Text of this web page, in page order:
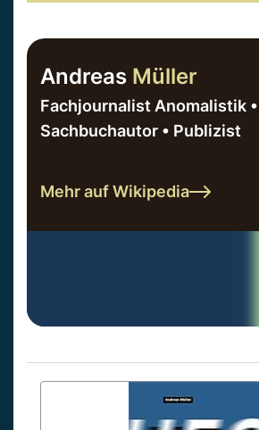
Andreas Müller
Fachjournalist Anomalistik •
Sachbuchautor • Publizist
Mehr auf Wikipedia